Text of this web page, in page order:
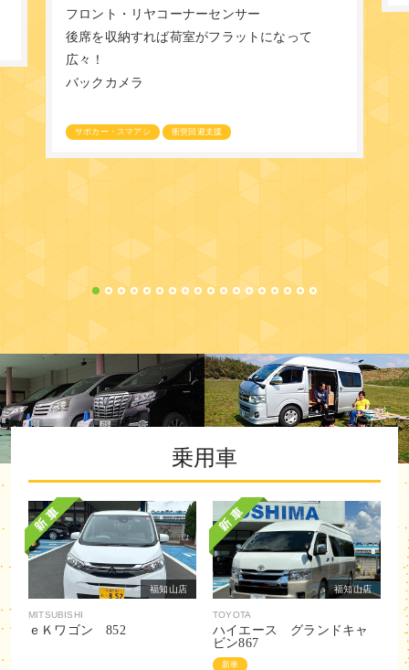
フロント・リヤコーナーセンサー
後席を収納すれば荷室がフラットになって
広々！
バックカメラ
サポカー・スマアシ 衝突回避支援
乗用車
福知山店
MITSUBISHI
ｅＫワゴン 852
福知山店
TOYOTA
ハイエース グランドキャ
ビン867
新車